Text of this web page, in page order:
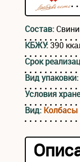
Состав:
КБЖУ:390
Срок
Вид упаковки:
Условия
Вид: Колбасы